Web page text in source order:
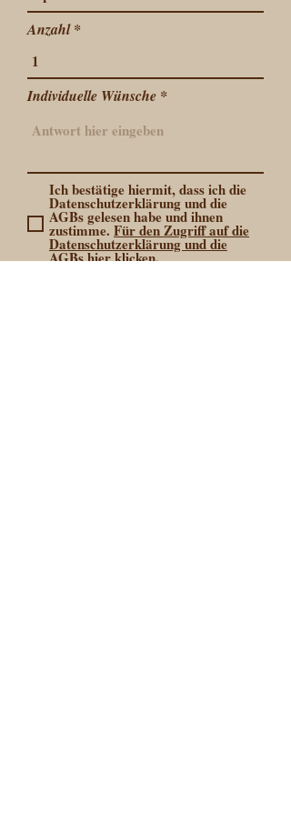
Anzahl
Individuelle Wünsche
Ich bestätige hiermit, dass ich die
Datenschutzerklärung und die
AGBs gelesen habe und ihnen
zustimme. Für den Zugriff auf die
Datenschutzerklärung und die
AGBs hier klicken.